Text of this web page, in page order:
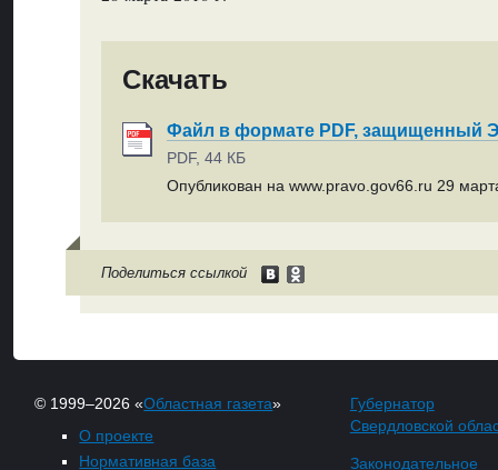
Скачать
Файл в формате PDF, защищенный
PDF, 44 КБ
Опубликован на www.pravo.gov66.ru 29
Поделиться ссылкой
© 1999–2026 «Областная газета»
О проекте
Нормативная база
Губернатор
Свердловской
Законодательное